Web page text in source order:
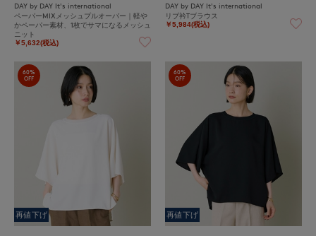
DAY by DAY It's international
ペーパーMIXメッシュプルオーバー｜軽や
かペーパー素材、1枚でサマになるメッシュ
ニット
￥5,632(税込)
DAY by DAY It's international
リブ衿Tブラウス
￥5,984(税込)
60%
OFF
再値下げ
60%
OFF
再値下げ